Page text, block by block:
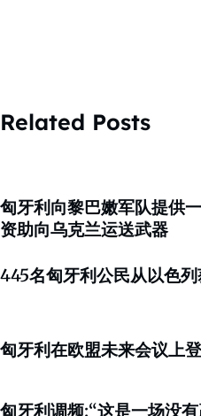
Related Posts
匈牙利向黎巴嫩军队提供
资助向乌克兰运送武器
445名匈牙利公民从以色
匈牙利在欧盟未来会议上
匈牙利调频:“这是一场没